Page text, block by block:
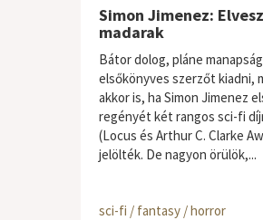
Simon Jimenez:
madarak
Bátor dolog, pláne
elsőkönyves szerzőt kiadni,
akkor is, ha Simon Jimenez
regényét két rangos sci-fi
(Locus és Arthur C. Clarke
jelölték. De nagyon örülök,...
sci-fi / fantasy / horror